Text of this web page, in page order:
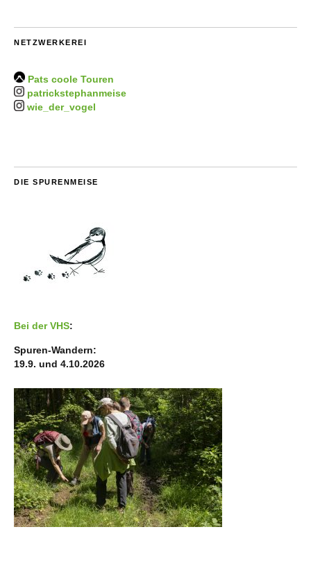
NETZWERKEREI
Pats coole Touren
patrickstephanmeise
wie_der_vogel
DIE SPURENMEISE
Bei der VHS:
Spuren-Wandern:
19.9. und 4.10.2026